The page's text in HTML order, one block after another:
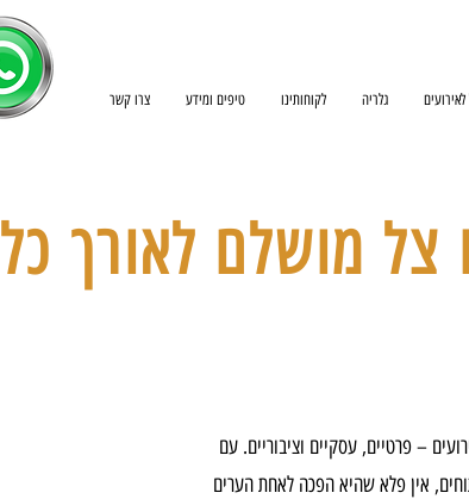
צרו קשר טיפים ומידע לקוחותינו גלריה
צל מושלם לאורך כל
– פרטיים, עסקיים וציבוריים. עם
אין פלא שהיא הפכה לאחת הערים